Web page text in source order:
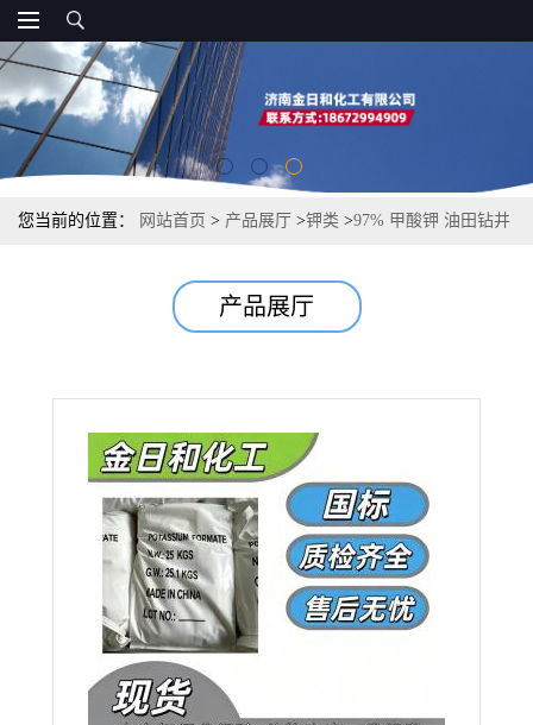
您当前的位置： 网站首页 > 产品展厅 >钾类 >97% 甲酸钾 油田钻井
产品展厅